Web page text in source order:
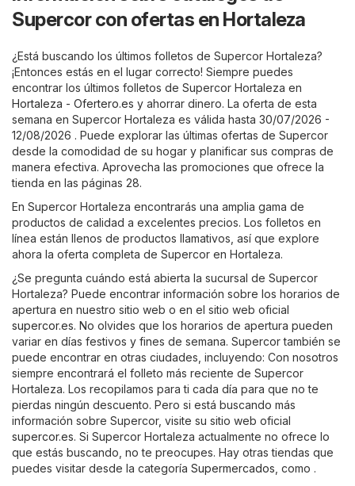
Supercor con ofertas en Hortaleza
¿Está buscando los últimos folletos de Supercor Hortaleza?
¡Entonces estás en el lugar correcto! Siempre puedes
encontrar los últimos folletos de Supercor Hortaleza en
Hortaleza - Ofertero.es y ahorrar dinero. La oferta de esta
semana en Supercor Hortaleza es válida hasta 30/07/2026 -
12/08/2026 . Puede explorar las últimas ofertas de Supercor
desde la comodidad de su hogar y planificar sus compras de
manera efectiva. Aprovecha las promociones que ofrece la
tienda en las páginas 28.
En Supercor Hortaleza encontrarás una amplia gama de
productos de calidad a excelentes precios. Los folletos en
línea están llenos de productos llamativos, así que explore
ahora la oferta completa de Supercor en Hortaleza.
¿Se pregunta cuándo está abierta la sucursal de Supercor
Hortaleza? Puede encontrar información sobre los horarios de
apertura en nuestro sitio web o en el sitio web oficial
supercor.es. No olvides que los horarios de apertura pueden
variar en días festivos y fines de semana. Supercor también se
puede encontrar en otras ciudades, incluyendo: Con nosotros
siempre encontrará el folleto más reciente de Supercor
Hortaleza. Los recopilamos para ti cada día para que no te
pierdas ningún descuento. Pero si está buscando más
información sobre Supercor, visite su sitio web oficial
supercor.es. Si Supercor Hortaleza actualmente no ofrece lo
que estás buscando, no te preocupes. Hay otras tiendas que
puedes visitar desde la categoría Supermercados , como .